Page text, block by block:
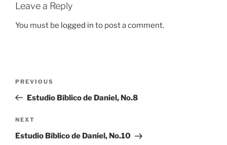
Leave a Reply
You must be logged in to post a comment.
Previous
Post
PREVIOUS
Estudio Bíblico de Daniel, No.8
Next
Post
NEXT
Estudio Bíblico de Daniel, No.10